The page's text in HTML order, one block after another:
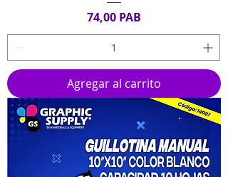
Precio
74,00 PAB
Agregar al carrito